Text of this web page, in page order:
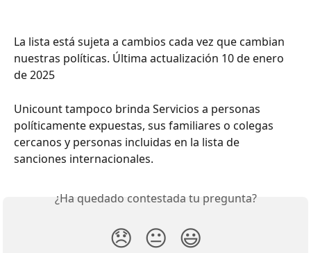
La lista está sujeta a cambios cada vez que cambian
nuestras políticas. Última actualización 10 de enero
de 2025
Unicount tampoco brinda Servicios a personas
políticamente expuestas, sus familiares o colegas
cercanos y personas incluidas en la lista de
sanciones internacionales.
¿Ha quedado contestada tu pregunta?
😞 😐 😃